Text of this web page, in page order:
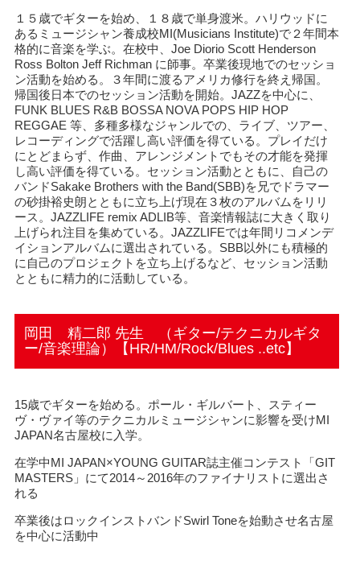
１５歳でギターを始め、１８歳で単身渡米。ハリウッドに
あるミュージシャン養成校MI(Musicians Institute)で２年間本
格的に音楽を学ぶ。在校中、Joe Diorio Scott Henderson
Ross Bolton Jeff Richman に師事。卒業後現地でのセッショ
ン活動を始める。３年間に渡るアメリカ修行を終え帰国。
帰国後日本でのセッション活動を開始。JAZZを中心に、
FUNK BLUES R&B BOSSA NOVA POPS HIP HOP
REGGAE 等、多種多様なジャンルでの、ライブ、ツアー、
レコーディングで活躍し高い評価を得ている。プレイだけ
にとどまらず、作曲、アレンジメントでもその才能を発揮
し高い評価を得ている。セッション活動とともに、自己の
バンドSakake Brothers with the Band(SBB)を兄でドラマー
の砂掛裕史朗とともに立ち上げ現在３枚のアルバムをリリ
ース。JAZZLIFE remix ADLIB等、音楽情報誌に大きく取り
上げられ注目を集めている。JAZZLIFEでは年間リコメンデ
イションアルバムに選出されている。SBB以外にも積極的
に自己のプロジェクトを立ち上げるなど、セッション活動
とともに精力的に活動している。
岡田 精二郎 先生 （ギター/テクニカルギタ
ー/音楽理論）【HR/HM/Rock/Blues ..etc】
15歳でギターを始める。ポール・ギルバート、スティー
ヴ・ヴァイ等のテクニカルミュージシャンに影響を受けMI
JAPAN名古屋校に入学。
在学中MI JAPAN×YOUNG GUITAR誌主催コンテスト「GIT
MASTERS」にて2014～2016年のファイナリストに選出さ
れる
卒業後はロックインストバンドSwirl Toneを始動させ名古屋
を中心に活動中